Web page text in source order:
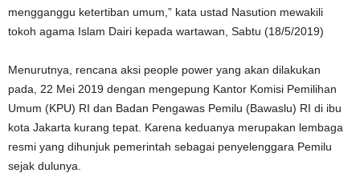
mengganggu ketertiban umum,” kata ustad Nasution mewakili
tokoh agama Islam Dairi kepada wartawan, Sabtu (18/5/2019)
Menurutnya, rencana aksi people power yang akan dilakukan
pada, 22 Mei 2019 dengan mengepung Kantor Komisi Pemilihan
Umum (KPU) RI dan Badan Pengawas Pemilu (Bawaslu) RI di ibu
kota Jakarta kurang tepat. Karena keduanya merupakan lembaga
resmi yang dihunjuk pemerintah sebagai penyelenggara Pemilu
sejak dulunya.